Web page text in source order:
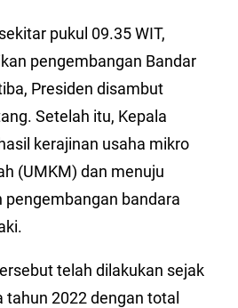
pukul 09.35 WIT,
pengembangan Bandar
Presiden disambut
Setelah itu, Kepala
kerajinan usaha mikro
(UMKM) dan menuju
bandara
telah dilakukan sejak
tahun 2022 dengan total